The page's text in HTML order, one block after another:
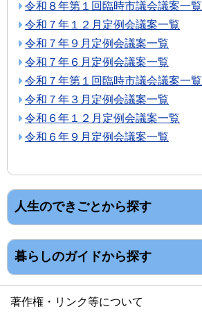
令和８年第１回臨時市議会議案一覧
令和７年１２月定例会議案一覧
令和７年９月定例会議案一覧
令和７年６月定例会議案一覧
令和７年第１回臨時市議会議案一覧
令和７年３月定例会議案一覧
令和６年１２月定例会議案一覧
令和６年９月定例会議案一覧
人生のできごとから探す
暮らしのガイドから探す
著作権・リンク等について